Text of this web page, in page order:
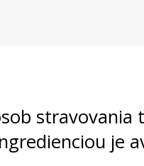
je